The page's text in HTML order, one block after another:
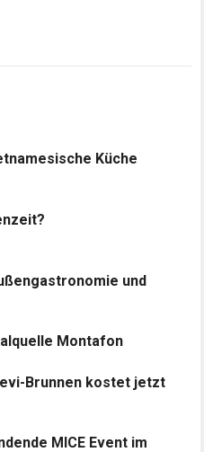
Küche
und
Montafon
Brunnen kostet jetzt
MICE Event im